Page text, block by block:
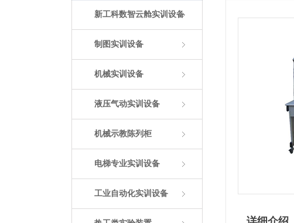
新工科数智云舱实训设备
制图实训设备
机械实训设备
液压气动实训设备
机械示教陈列柜
电梯专业实训设备
工业自动化实训设备